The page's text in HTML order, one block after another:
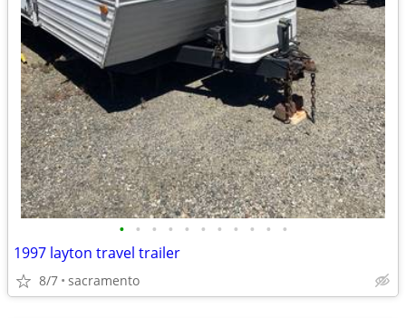
• • • • • • • • • • •
1997 layton travel trailer
8/7 sacramento